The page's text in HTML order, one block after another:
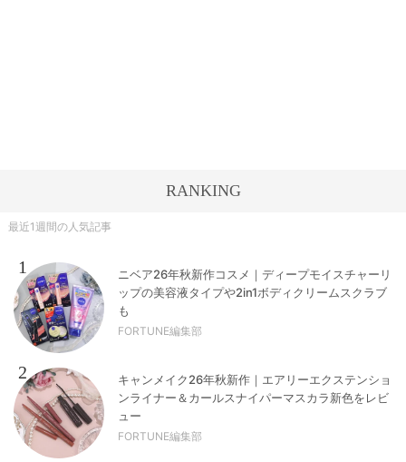
RANKING
最近1週間の人気記事
1
ニベア26年秋新作コスメ｜ディープモイスチャーリ
ップの美容液タイプや2in1ボディクリームスクラブ
も
FORTUNE編集部
2
キャンメイク26年秋新作｜エアリーエクステンショ
ンライナー＆カールスナイパーマスカラ新色をレビ
ュー
FORTUNE編集部